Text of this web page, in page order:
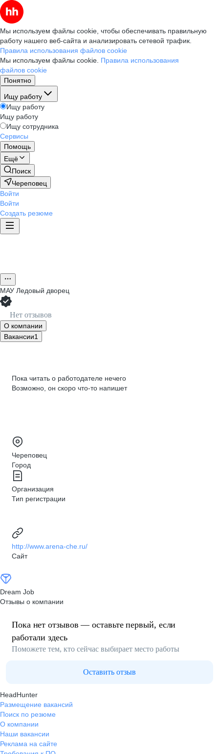
Мы используем файлы cookie, чтобы обеспечивать правильную
работу нашего веб-сайта и анализировать сетевой трафик.
Правила использования файлов cookie
Мы используем файлы cookie. Правила использования
файлов cookie
Понятно
Ищу работу
Ищу работу
Ищу работу
Ищу сотрудника
Сервисы
Помощь
Ещё
Поиск
Череповец
Войти
Войти
Создать резюме
МАУ Ледовый дворец
Нет отзывов
О компании
Вакансии1
Пока читать о работодателе нечего
Возможно, он скоро что‑то напишет
Череповец
Город
Организация
Тип регистрации
http://www.arena-che.ru/
Сайт
Dream Job
Отзывы о компании
Пока нет отзывов — оставьте первый, если
работали здесь
Поможете тем, кто сейчас выбирает место работы
Оставить отзыв
HeadHunter
Размещение вакансий
Поиск по резюме
О компании
Наши вакансии
Реклама на сайте